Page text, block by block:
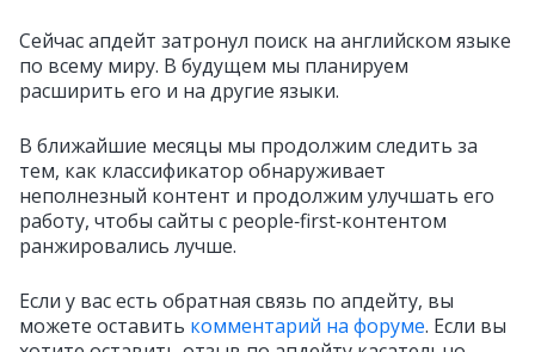
Сейчас апдейт затронул поиск на английском языке
по всему миру. В будущем мы планируем
расширить его и на другие языки.
В ближайшие месяцы мы продолжим следить за
тем, как классификатор обнаруживает
неполнезный контент и продолжим улучшать его
работу, чтобы сайты с people‑first‑контентом
ранжировались лучше.
Если у вас есть обратная связь по апдейту, вы
можете оставить комментарий на форуме. Если вы